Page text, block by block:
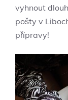
vyhnout
pošty v
přípravy!